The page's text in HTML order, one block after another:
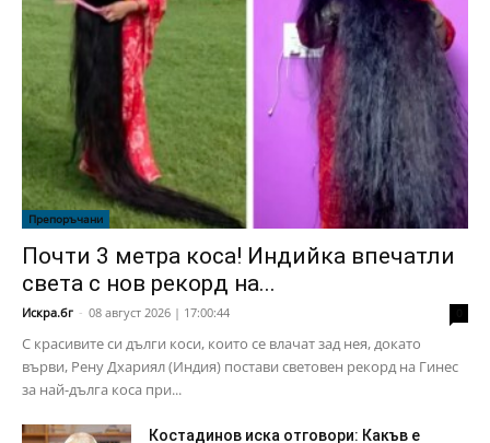
Препоръчани
Почти 3 метра коса! Индийка впечатли
света с нов рекорд на...
Искра.бг - 08 август 2026 | 17:00:44
С красивите си дълги коси, които се влачат зад нея, докато
върви, Рену Дхариял (Индия) постави световен рекорд на Гинес
за най-дълга коса при...
Костадинов иска отговори: Какъв е